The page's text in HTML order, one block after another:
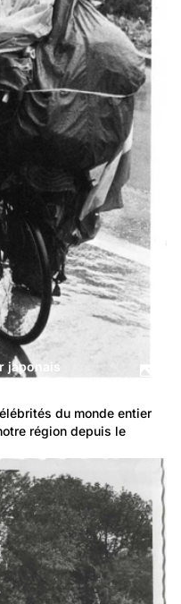
japonais
du monde entier
région depuis le